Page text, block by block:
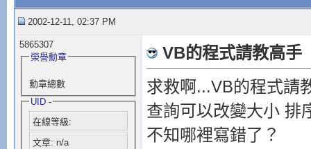
2002-12-11, 02:37 PM
5865307
榮譽勳章
勳章總數
UID -
在線等級:
文章: n/a
VB的程式請教高手
求救啊...VB的程式請
查詢可以改變大小 排
不知哪裡寫錯了？